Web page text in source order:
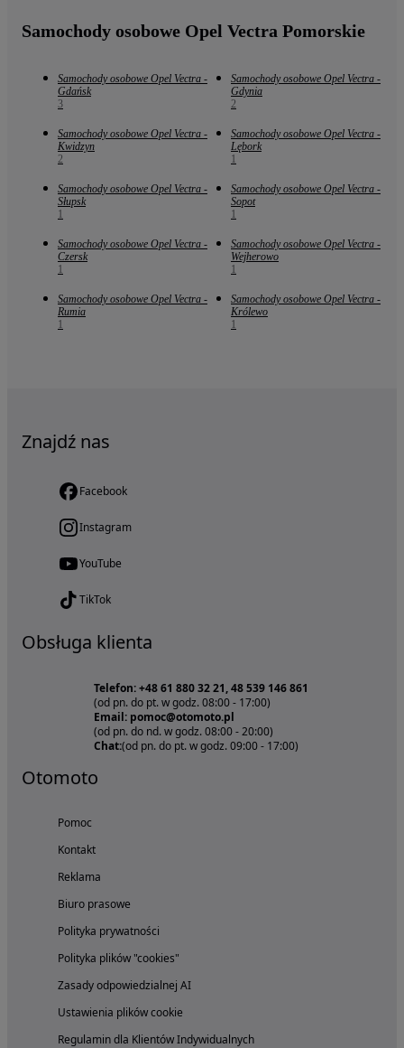
Samochody osobowe Opel Vectra Pomorskie
Samochody osobowe Opel Vectra -
Gdańsk
3
Samochody osobowe Opel Vectra -
Gdynia
2
Samochody osobowe Opel Vectra -
Kwidzyn
2
Samochody osobowe Opel Vectra -
Lębork
1
Samochody osobowe Opel Vectra -
Słupsk
1
Samochody osobowe Opel Vectra -
Sopot
1
Samochody osobowe Opel Vectra -
Czersk
1
Samochody osobowe Opel Vectra -
Wejherowo
1
Samochody osobowe Opel Vectra -
Rumia
1
Samochody osobowe Opel Vectra -
Królewo
1
Znajdź nas
Facebook
Instagram
YouTube
TikTok
Obsługa klienta
Telefon: +48 61 880 32 21, 48 539 146 861
(od pn. do pt. w godz. 08:00 - 17:00)
Email: pomoc@otomoto.pl
(od pn. do nd. w godz. 08:00 - 20:00)
Chat:(od pn. do pt. w godz. 09:00 - 17:00)
Otomoto
Pomoc
Kontakt
Reklama
Biuro prasowe
Polityka prywatności
Polityka plików "cookies"
Zasady odpowiedzialnej AI
Ustawienia plików cookie
Regulamin dla Klientów Indywidualnych